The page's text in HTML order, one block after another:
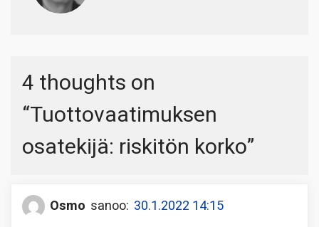
4 thoughts on
“Tuottovaatimuksen
osatekijä: riskitön korko”
Osmo sanoo: 30.1.2022 14:15